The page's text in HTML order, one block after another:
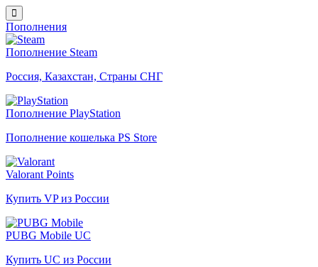
Пополнения
Пополнение Steam
Россия, Казахстан, Страны СНГ
Пополнение PlayStation
Пополнение кошелька PS Store
Valorant Points
Купить VP из России
PUBG Mobile UC
Купить UC из России